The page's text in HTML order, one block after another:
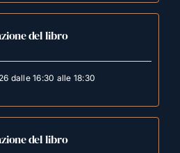
del libro
dalle 16:30 alle 18:30
del libro